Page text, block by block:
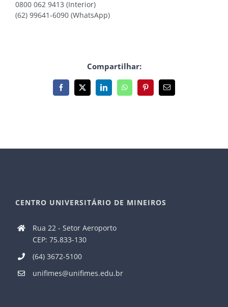
0800 062 9413 (Interior)
(62) 99641-6090 (WhatsApp)
Compartilhar:
Facebook
X LinkedInWhatsAppPinterest
E-
mail
CENTRO UNIVERSITÁRIO DE MINEIROS
Rua 22 - Setor Aeroporto
CEP: 75.833-130
(64) 3672-5100
unifimes@unifimes.edu.br